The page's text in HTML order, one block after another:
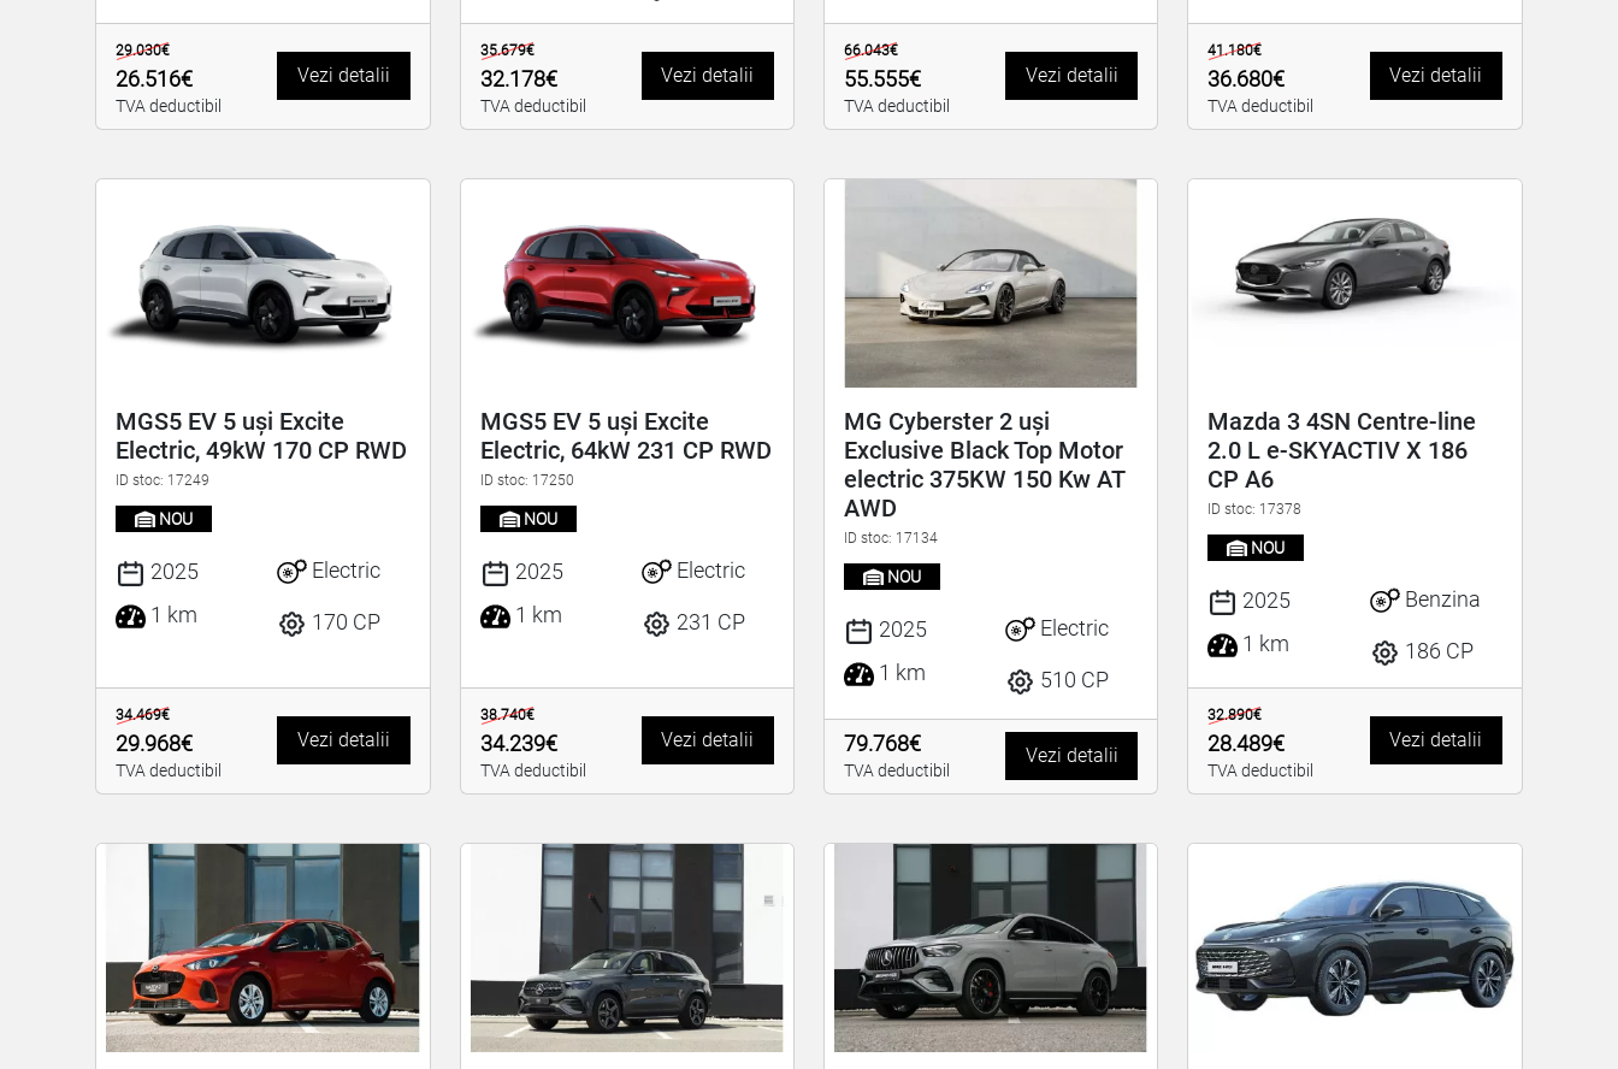
29.030€
26.516€
TVA deductibil
Vezi detalii
35.679€
32.178€
TVA deductibil
Vezi detalii
66.043€
55.555€
TVA deductibil
Vezi detalii
41.180€
36.680€
TVA deductibil
Vezi detalii
MGS5 EV 5 uși Excite
Electric, 49kW 170 CP RWD
ID stoc: 17249
NOU
2025
1 km
Electric
170 CP
34.469€
29.968€
TVA deductibil
Vezi detalii
MGS5 EV 5 uși Excite
Electric, 64kW 231 CP RWD
ID stoc: 17250
NOU
2025
1 km
Electric
231 CP
38.740€
34.239€
TVA deductibil
Vezi detalii
MG Cyberster 2 uși
Exclusive Black Top Motor
electric 375KW 150 Kw AT
AWD
ID stoc: 17134
NOU
2025
1 km
Electric
510 CP
79.768€
TVA deductibil
Vezi detalii
Mazda 3 4SN Centre-line
2.0 L e-SKYACTIV X 186
CP A6
ID stoc: 17378
NOU
2025
1 km
Benzina
186 CP
32.890€
28.489€
TVA deductibil
Vezi detalii